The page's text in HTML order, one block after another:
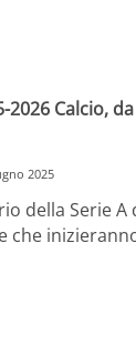
2026 Calcio,
2025
della Serie A
che